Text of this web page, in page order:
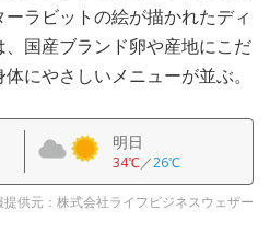
ラビットの絵が描かれたディ
国産ブランド卵や産地にこだ
にやさしいメニューが並ぶ。
明日
34℃／26℃
提供元：株式会社ライフビジネスウェザー